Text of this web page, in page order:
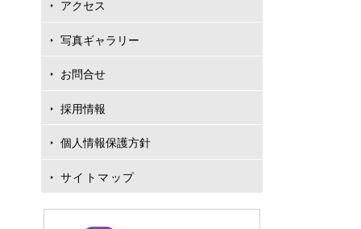
アクセス
写真ギャラリー
お問合せ
採用情報
個人情報保護方針
サイトマップ